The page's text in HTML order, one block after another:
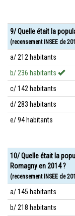
9/ Quelle était la
(recensement INSEE de
a/ 212 habitants
b/ 236 habitants
c/ 142 habitants
d/ 283 habitants
e/ 94 habitants
10/ Quelle était la
Romagny en 2014 ?
(recensement INSEE de
a/ 145 habitants
b/ 218 habitants